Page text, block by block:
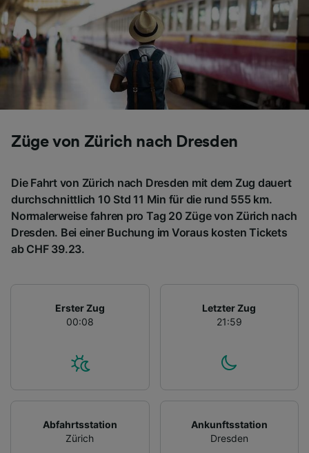
Züge von Zürich nach Dresden
Die Fahrt von Zürich nach Dresden mit dem Zug dauert
durchschnittlich 10 Std 11 Min für die rund 555 km.
Normalerweise fahren pro Tag 20 Züge von Zürich nach
Dresden. Bei einer Buchung im Voraus kosten Tickets
ab CHF 39.23.
Erster Zug
00:08
Letzter Zug
21:59
Abfahrtsstation
Zürich
Ankunftsstation
Dresden
Personalisierte Werbung und Inhalte, Messung
von Werbeleistung und der Performance von
Inhalten, Zielgruppenforschung sowie
Entwicklung und Verbesserung von
Angeboten.
Liste der Partner (Lieferanten)